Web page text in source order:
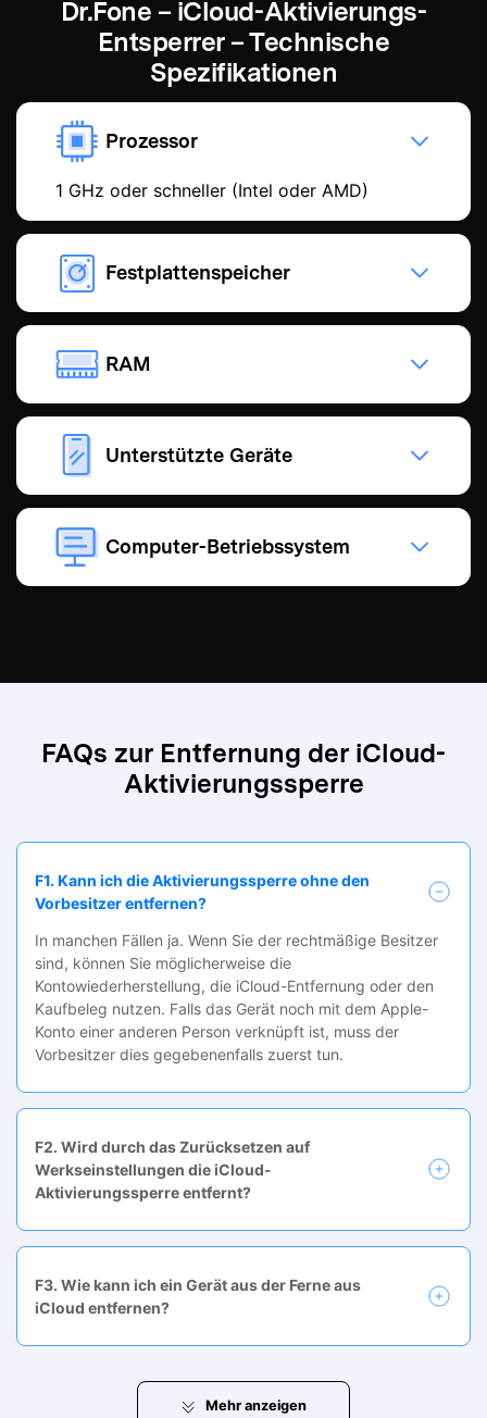
Dr.Fone – iCloud-Aktivierungs-
Entsperrer – Technische
Spezifikationen
Prozessor
1 GHz oder schneller (Intel oder AMD)
Festplattenspeicher
RAM
Unterstützte Geräte
Computer-Betriebssystem
FAQs zur Entfernung der iCloud-
Aktivierungssperre
F1. Kann ich die Aktivierungssperre ohne den
Vorbesitzer entfernen?
In manchen Fällen ja. Wenn Sie der rechtmäßige Besitzer
sind, können Sie möglicherweise die
Kontowiederherstellung, die iCloud-Entfernung oder den
Kaufbeleg nutzen. Falls das Gerät noch mit dem Apple-
Konto einer anderen Person verknüpft ist, muss der
Vorbesitzer dies gegebenenfalls zuerst tun.
F2. Wird durch das Zurücksetzen auf
Werkseinstellungen die iCloud-
Aktivierungssperre entfernt?
F3. Wie kann ich ein Gerät aus der Ferne aus
iCloud entfernen?
Mehr anzeigen